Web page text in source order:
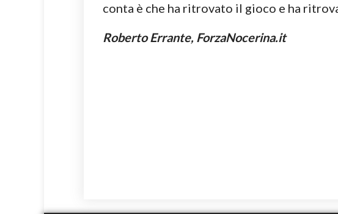
conta è che ha ritrovato il gioco e ha
Roberto Errante, ForzaNocerina.it